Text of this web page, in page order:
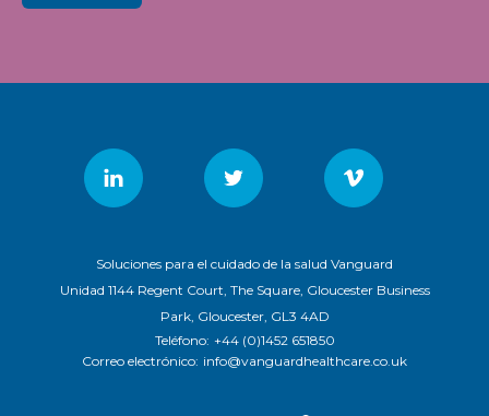
Soluciones para el cuidado de la salud Vanguard
Unidad 1144 Regent Court, The Square, Gloucester Business
Park, Gloucester, GL3 4AD
Teléfono: +44 (0)1452 651850
Correo electrónico: info@vanguardhealthcare.co.uk